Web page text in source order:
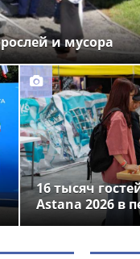
и мусора
16 тысяч
Astana 2026 в